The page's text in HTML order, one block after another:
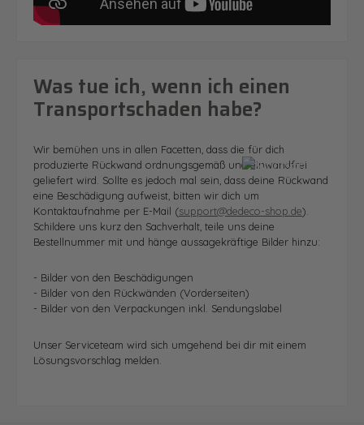
Was tue ich, wenn ich einen
Transportschaden habe?
Wir bemühen uns in allen Facetten, dass die für dich
produzierte Rückwand ordnungsgemäß und einwandfrei
geliefert wird. Sollte es jedoch mal sein, dass deine Rückwand
eine Beschädigung aufweist, bitten wir dich um
Kontaktaufnahme per E-Mail (support@dedeco-shop.de).
Schildere uns kurz den Sachverhalt, teile uns deine
Bestellnummer mit und hänge aussagekräftige Bilder hinzu:
- Bilder von den Beschädigungen
- Bilder von den Rückwänden (Vorderseiten)
- Bilder von den Verpackungen inkl. Sendungslabel
Unser Serviceteam wird sich umgehend bei dir mit einem
Lösungsvorschlag melden.